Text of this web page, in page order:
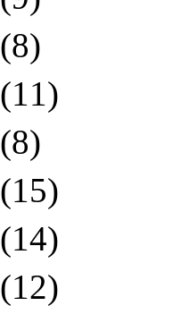
(8)
(11)
(8)
(15)
(14)
(12)